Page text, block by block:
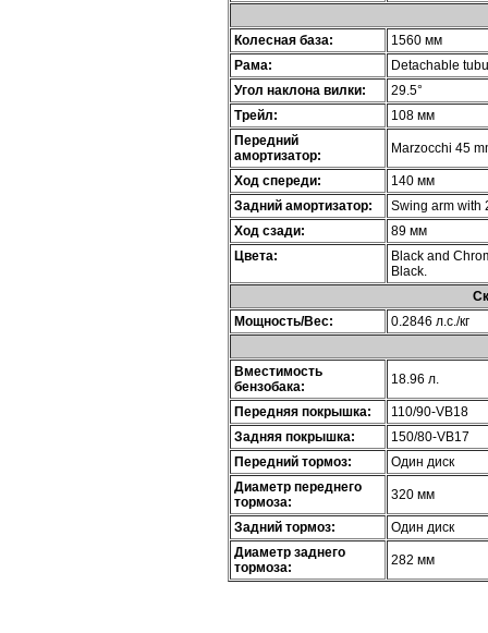
Колесная база:
1560 мм
Рама:
Detachable
Угол наклона вилки:
29.5°
Трейл:
108 мм
Передний
амортизатор:
Marzocchi 45
Ход спереди:
140 мм
Задний амортизатор:
Swing arm with
Ход сзади:
89 мм
Цвета:
Black and
Black.
Мощность/Вес:
0.2846 л.с./кг
Вместимость
бензобака:
18.96 л.
Передняя покрышка:
110/90-VB18
Задняя покрышка:
150/80-VB17
Передний тормоз:
Один диск
Диаметр переднего
тормоза:
320 мм
Задний тормоз:
Один диск
Диаметр заднего
тормоза:
282 мм